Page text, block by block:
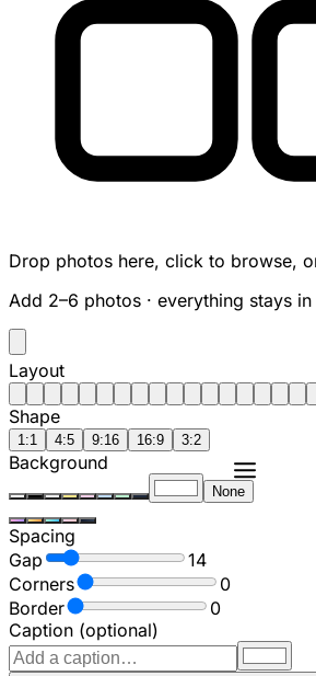
Drop photos here, click to browse,
Add 2–6 photos · everything stays
Layout
Shape
1:1 4:5 9:16 16:9 3:2
Background
None
Spacing
Gap
14
Corners
0
Border
0
Caption (optional)